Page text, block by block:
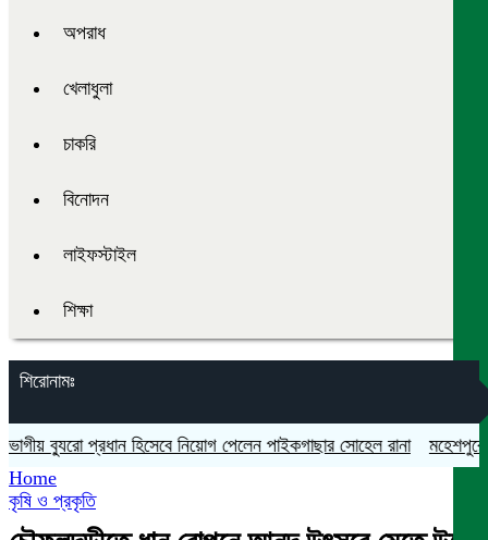
অপরাধ
খেলাধুলা
চাকরি
বিনোদন
লাইফস্টাইল
শিক্ষা
শিরোনামঃ
ব্যুরো প্রধান হিসেবে নিয়োগ পেলেন পাইকগাছার সোহেল রানা মহেশপুরে
Home
কৃষি ও প্রকৃতি